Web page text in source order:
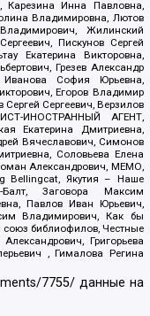
Карезина Инна Павловна,
Владимировна, Лютов
Жилинский
Пискунов Сергей
Екатерина Викторовна,
Грезев Александр
Иванова София Юрьевна,
Егоров Владимир
Сергеевич, Верзилов
ИНОСТРАННЫЙ АГЕНТ,
Екатерина Дмитриевна,
Вячеславович, Симонов
Соловьева Елена
Александрович, МЕМО,
Bellingcat, Якутия – Наше
Заговора Максим
Павлов Иван Юрьевич,
Владимирович, Как бы
союз библиофилов, Честные
Григорьева
, Гималова Регина
7755/ данные на